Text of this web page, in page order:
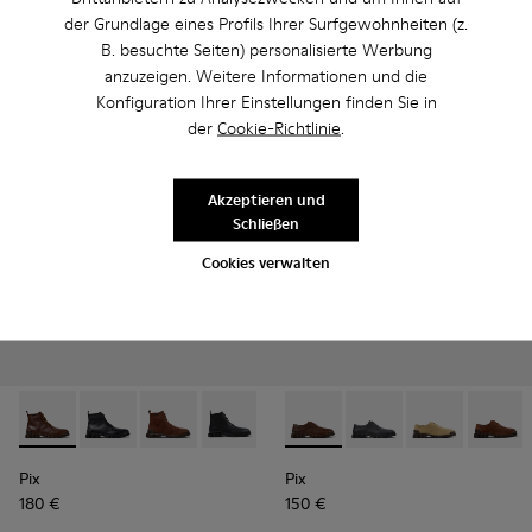
der Grundlage eines Profils Ihrer Surfgewohnheiten (z.
B. besuchte Seiten) personalisierte Werbung
anzuzeigen. Weitere Informationen und die
Konfiguration Ihrer Einstellungen finden Sie in
der Cookie-Richtlinie.
Cookies verwalten
Akzeptieren und
Schließen
Hinzufügen
210 €
Hinzufügen
Pix - K300542-005 - Braune Lederstiefeletten für Herren.
Pix - K300542-004
Pix - K300542-003
Pix - K300542-001
Pix
180 €
Pix - K101076-010 - Braune
Pix - K101076-008
Pix - Pix -
Pix
150 €